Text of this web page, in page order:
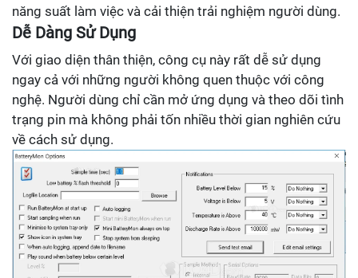
năng suất làm việc và cải thiện trải nghiệm người dùng.
Dễ Dàng Sử Dụng
Với giao diện thân thiện, công cụ này rất dễ sử dụng
ngay cả với những người không quen thuộc với công
nghệ. Người dùng chỉ cần mở ứng dụng và theo dõi tình
trạng pin mà không phải tốn nhiều thời gian nghiên cứu
về cách sử dụng.